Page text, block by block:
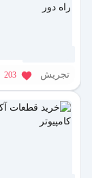
تجریش 203